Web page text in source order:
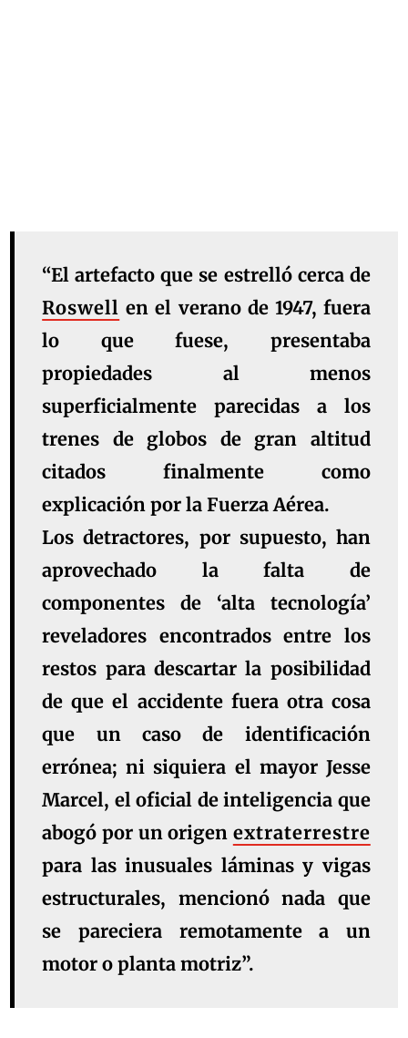
“El artefacto que se estrelló cerca de
Roswell en el verano de 1947, fuera
lo que fuese, presentaba
propiedades al menos
superficialmente parecidas a los
trenes de globos de gran altitud
citados finalmente como
explicación por la Fuerza Aérea.
Los detractores, por supuesto, han
aprovechado lafalta de
componentes de ‘alta tecnología’
reveladores encontrados entre los
restos para descartar la posibilidad
de que el accidente fuera otra cosa
que un caso de identificación
errónea; ni siquiera el mayor Jesse
Marcel, el oficial de inteligencia que
abogó por un origen extraterrestre
para las inusuales láminas y vigas
estructurales, mencionó nada que
se pareciera remotamente a un
motor o planta motriz”.